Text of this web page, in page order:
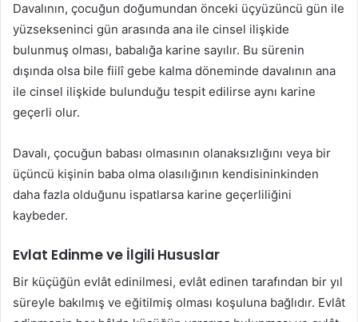
Davalının, çocuğun doğumundan önceki üçyüzüncü gün ile
yüzsekseninci gün arasında ana ile cinsel ilişkide
bulunmuş olması, babalığa karine sayılır. Bu sürenin
dışında olsa bile fiilî gebe kalma döneminde davalının ana
ile cinsel ilişkide bulunduğu tespit edilirse aynı karine
geçerli olur.
Davalı, çocuğun babası olmasının olanaksızlığını veya bir
üçüncü kişinin baba olma olasılığının kendisininkinden
daha fazla olduğunu ispatlarsa karine geçerliliğini
kaybeder.
Evlat Edinme ve İlgili Hususlar
Bir küçüğün evlât edinilmesi, evlât edinen tarafından bir yıl
süreyle bakılmış ve eğitilmiş olması koşuluna bağlıdır. Evlât